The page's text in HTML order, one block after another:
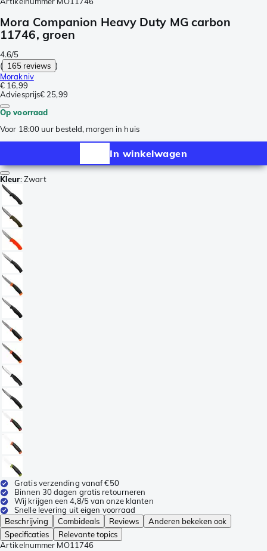
Mora Companion Heavy Duty MG carbon
11746, groen
4.6/5
( 165 reviews )
Morakniv
€ 16,99
Adviesprijs€ 25,99
Op voorraad
Voor 18:00 uur besteld, morgen in huis
In winkelwagen
Kleur:Zwart
Gratis verzending vanaf €50
Binnen 30 dagen gratis retourneren
Wij krijgen een 4,8/5 van onze klanten
Snelle levering uit eigen voorraad
Beschrijving
Combideals Reviews
Anderen bekeken ook
Specificaties
Relevante topics
Artikelnummer MO11746